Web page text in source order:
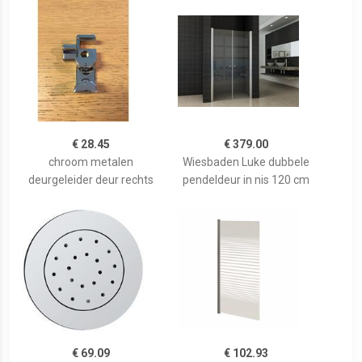
€ 28.45
chroom metalen
deurgeleider deur rechts
€ 379.00
Wiesbaden Luke dubbele
pendeldeur in nis 120 cm
€ 69.09 € 102.93